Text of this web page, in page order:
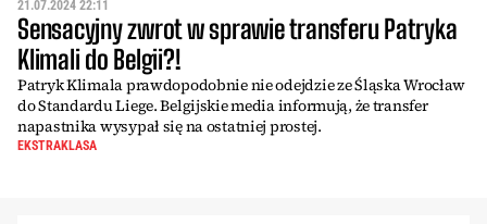
21.07.2024 22:11
Sensacyjny zwrot w sprawie transferu Patryka
Klimali do Belgii?!
Patryk Klimala prawdopodobnie nie odejdzie ze Śląska Wrocław
do Standardu Liege. Belgijskie media informują, że transfer
napastnika wysypał się na ostatniej prostej.
EKSTRAKLASA